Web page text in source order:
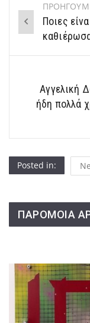
Post
navigation
Ποιες
Αγγελική
ήδη πολλά
Posted in:
ΠΑΡΟΜΟΙΑ